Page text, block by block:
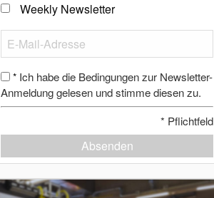
Weekly Newsletter
* Ich habe die Bedingungen zur Newsletter-
Anmeldung gelesen und stimme diesen zu.
* Pflichtfeld
Absenden